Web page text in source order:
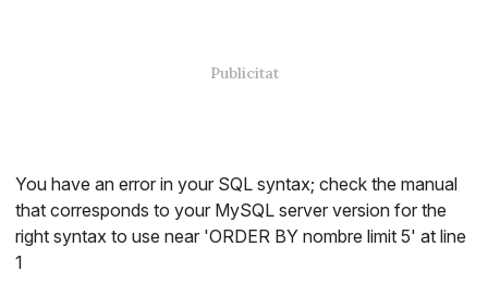
You have an error in your SQL syntax; check the manual
that corresponds to your MySQL server version for the
right syntax to use near 'ORDER BY nombre limit 5' at line
1